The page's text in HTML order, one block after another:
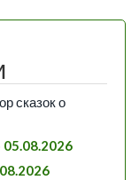
сказок о
05.08.2026